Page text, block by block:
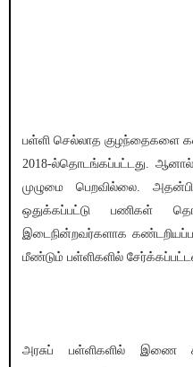
பள்ளி செல்லாத குழந்தைகளை
2018-ல்தொடங்கப்பட்டது. ஆனால்,
முழுமை பெறவில்லை.
ஒதுக்கப்பட்டு பணிகள்
இடைநின்றவர்களாக
மீண்டும் பள்ளிகளில்
அரசுப் பள்ளிகளில் இணை